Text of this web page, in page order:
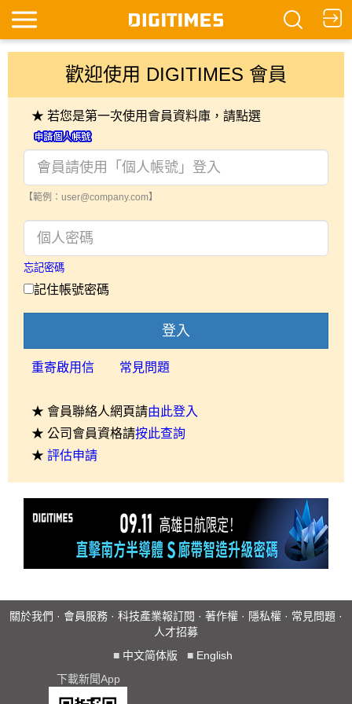
歡迎使用 DIGITIMES 會員
★ 若您是第一次使用會員資料庫，請點選
【範例：user@company.com】
忘記密碼
記住帳號密碼
登入
重寄啟用信 常見問題
★ 會員聯絡人網頁請由此登入
★ 公司會員資格請按此查詢
★ 評估申請
關於我們 · 會員服務 · 科技產業報訂閱 · 著作權 · 隱私權 · 常見問題 ·
人才招募
■ 中文简体版 ■ English
下載新聞App